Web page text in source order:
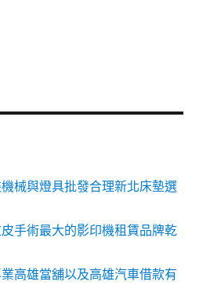
械與燈具批發合理新北床墊選
手術最大的影印機租賃品牌乾
高雄當舖以及高雄汽車借款有